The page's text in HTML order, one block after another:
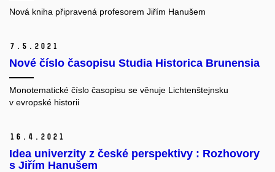
Nová kniha připravená profesorem Jiřím Hanušem
7. 5. 2021
Nové číslo časopisu Studia Historica Brunensia
Monotematické číslo časopisu se věnuje Lichtenštejnsku
v evropské historii
16. 4. 2021
Idea univerzity z české perspektivy : Rozhovory
s Jiřím Hanušem